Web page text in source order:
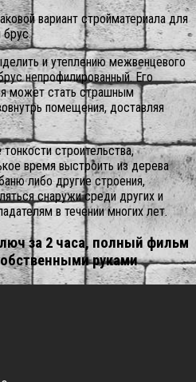
вариант стройматериала для
брус.
и утеплению межвенцевого
непрофилированный. Его
может стать страшным
помещения, доставляя
строительства,
время выстроить из дерева
либо другие строения,
снаружи среди других и
в течении многих лет.
за 2 часа, полный фильм
руками